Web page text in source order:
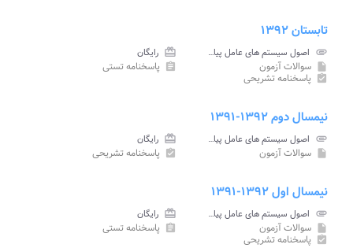
تابستان ۱۳۹۲
attachment اصول سیستم های عامل پیام نور card_giftcard رایگان
insert_drive_file سوالات آزمون assignment پاسخنامه تستی
assignment_turned_in پاسخنامه تشریحی
نیمسال دوم ۱۳۹۲-۱۳۹۱
attachment اصول سیستم های عامل پیام نور card_giftcard رایگان
insert_drive_file سوالات آزمون assignment_turned_in پاسخنامه تشریحی
نیمسال اول ۱۳۹۲-۱۳۹۱
attachment اصول سیستم های عامل پیام نور card_giftcard رایگان
insert_drive_file سوالات آزمون assignment پاسخنامه تستی
assignment_turned_in پاسخنامه تشریحی